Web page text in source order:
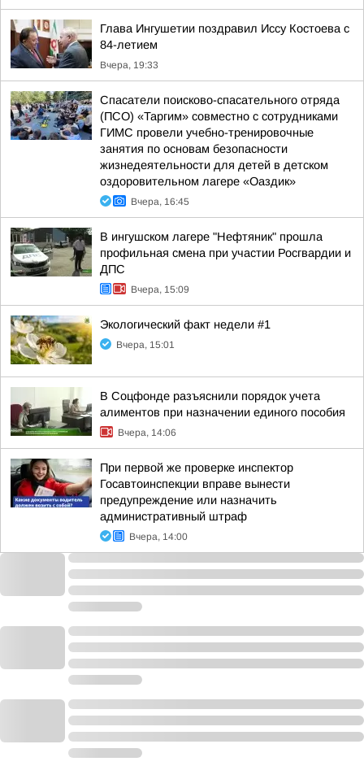
Глава Ингушетии поздравил Иссу Костоева с
84-летием
Вчера, 19:33
Спасатели поисково-спасательного отряда
(ПСО) «Таргим» совместно с сотрудниками
ГИМС провели учебно-тренировочные
занятия по основам безопасности
жизнедеятельности для детей в детском
оздоровительном лагере «Оаздик»
Вчера, 16:45
В ингушском лагере "Нефтяник" прошла
профильная смена при участии Росгвардии и
ДПС
Вчера, 15:09
Экологический факт недели #1
Вчера, 15:01
В Соцфонде разъяснили порядок учета
алиментов при назначении единого пособия
Вчера, 14:06
При первой же проверке инспектор
Госавтоинспекции вправе вынести
предупреждение или назначить
административный штраф
Вчера, 14:00